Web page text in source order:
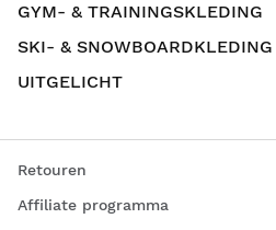
GYM- & TRAININGSKLEDING
SKI- & SNOWBOARDKLEDING
UITGELICHT
Retouren
Affiliate programma